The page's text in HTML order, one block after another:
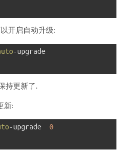
开启自动升级:
-upgrade
持更新了.
新:
-upgrade 0